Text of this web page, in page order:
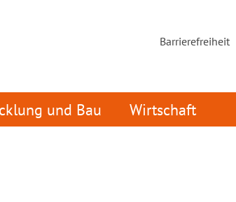
Barrierefreiheit
und Bau Wirtschaft